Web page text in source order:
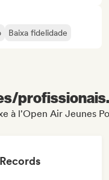
Baixa fidelidade
l'Open Air Jeunes